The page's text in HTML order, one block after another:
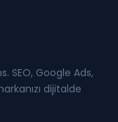
SEO, Google Ads,
dijitalde